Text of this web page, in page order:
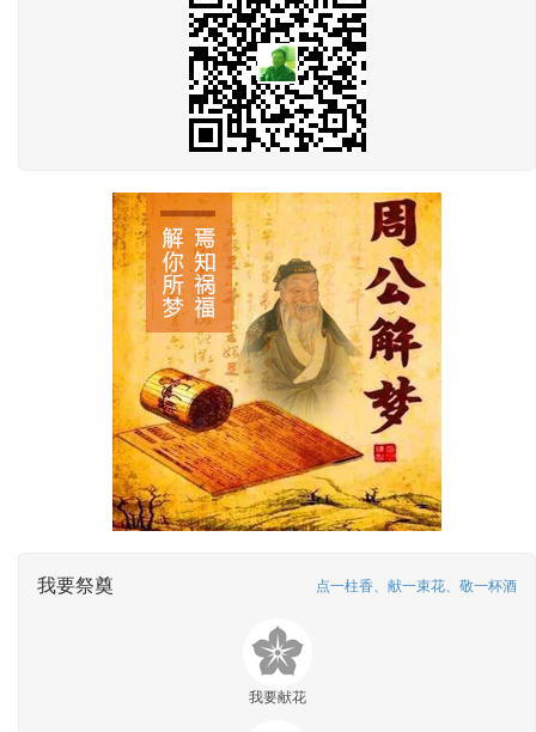
我要祭奠 点一柱香、献一束花、敬一杯酒
我要献花